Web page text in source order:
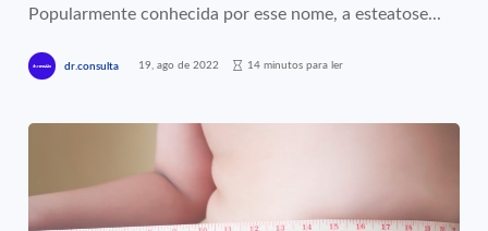
Popularmente conhecida por esse nome, a esteatose...
dr.consulta 19, ago de 2022 14 minutos para ler